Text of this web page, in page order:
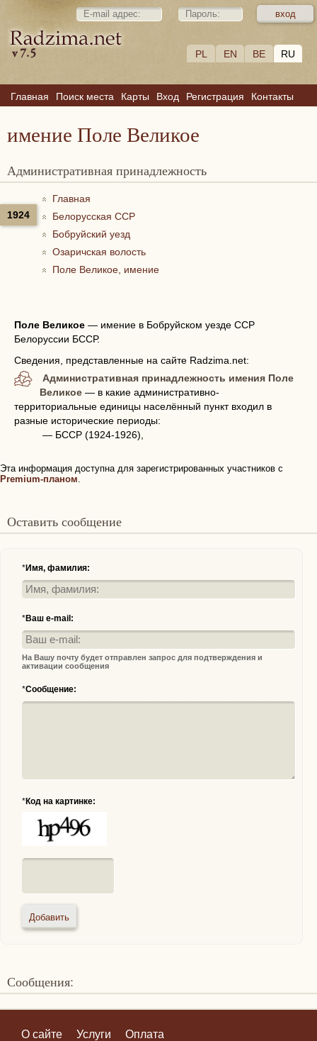
PL EN BE RU
Главная Поиск места Карты Вход Регистрация Контакты
имение Поле Великое
Административная принадлежность
1924
Главная
Белорусская ССР
Бобруйский уезд
Озаричская волость
Поле Великое, имение
Поле Великое — имение в Бобруйском уезде ССР
Белоруссии БССР.
Сведения, представленные на сайте Radzima.net:
Административная принадлежность имения Поле
Великое — в какие административно-
территориальные единицы населённый пункт входил в
разные исторические периоды:
— БССР (1924-1926),
Эта информация доступна для зарегистрированных участников с
Premium-планом.
Оставить сообщение
*Имя, фамилия:
*Ваш e-mail:
На Вашу почту будет отправлен запрос для подтверждения и
активации сообщения
*Сообщение:
*Код на картинке:
Сообщения:
О сайте Услуги
Оплата